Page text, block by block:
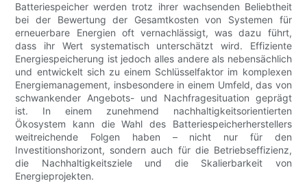
Batteriespeicher werden trotz ihrer wachsenden Beliebtheit
bei der Bewertung der Gesamtkosten von Systemen für
erneuerbare Energien oft vernachlässigt, was dazu führt,
dass ihr Wert systematisch unterschätzt wird. Effiziente
Energiespeicherung ist jedoch alles andere als nebensächlich
und entwickelt sich zu einem Schlüsselfaktor im komplexen
Energiemanagement, insbesondere in einem Umfeld, das von
schwankender Angebots- und Nachfragesituation geprägt
ist. In einem zunehmend nachhaltigkeitsorientierten
Ökosystem kann die Wahl des Batteriespeicherherstellers
weitreichende Folgen haben – nicht nur für den
Investitionshorizont, sondern auch für die Betriebseffizienz,
die Nachhaltigkeitsziele und die Skalierbarkeit von
Energieprojekten.